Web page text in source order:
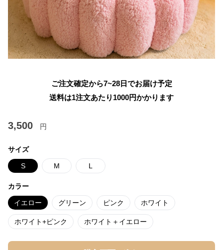
ご注文確定から7~28日でお届け予定
送料は1注文あたり 1000円かかります
3,500 円
サイズ
S M L
カラー
イエロー グリーン ピンク ホワイト
ホワイト+ピンク ホワイト＋イエロー